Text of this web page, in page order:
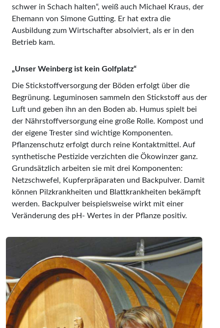
schwer in Schach halten“, weiß auch Michael Kraus, der
Ehemann von Simone Gutting. Er hat extra die
Ausbildung zum Wirtschafter absolviert, als er in den
Betrieb kam.
„Unser Weinberg ist kein Golfplatz“
Die Stickstoffversorgung der Böden erfolgt über die
Begrünung. Leguminosen sammeln den Stickstoff aus der
Luft und geben ihn an den Boden ab. Humus spielt bei
der Nährstoffversorgung eine große Rolle. Kompost und
der eigene Trester sind wichtige Komponenten.
Pflanzenschutz erfolgt durch reine Kontaktmittel. Auf
synthetische Pestizide verzichten die Ökowinzer ganz.
Grundsätzlich arbeiten sie mit drei Komponenten:
Netzschwefel, Kupferpräparaten und Backpulver. Damit
können Pilzkrankheiten und Blattkrankheiten bekämpft
werden. Backpulver beispielsweise wirkt mit einer
Veränderung des pH- Wertes in der Pflanze positiv.